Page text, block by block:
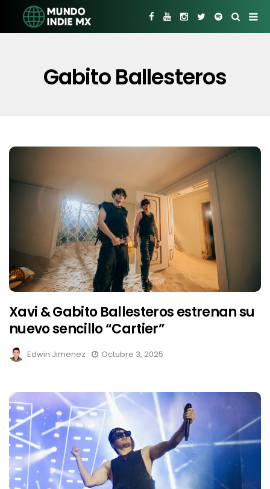
Gabito Ballesteros
Xavi & Gabito Ballesteros estrenan su
nuevo sencillo “Cartier”
Edwin Jimenez Octubre 3, 2025